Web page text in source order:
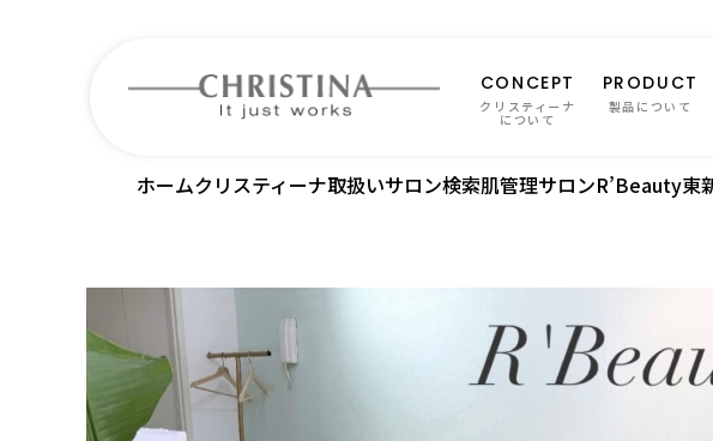
CONCEPT
クリスティーナ
について
PRODUCT
製品について
ホームクリスティーナ取扱いサロン検索肌管理サロンR’Beauty東